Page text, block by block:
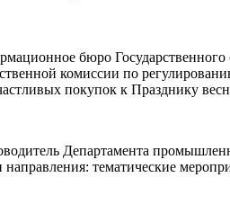
бюро
комиссии по
покупок к Празднику
Департамента
тематические